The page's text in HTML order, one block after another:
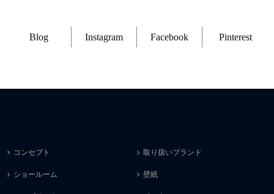
Blog Instagram Facebook Pinterest
コンセプト 取り扱いブランド
ショールーム 壁紙